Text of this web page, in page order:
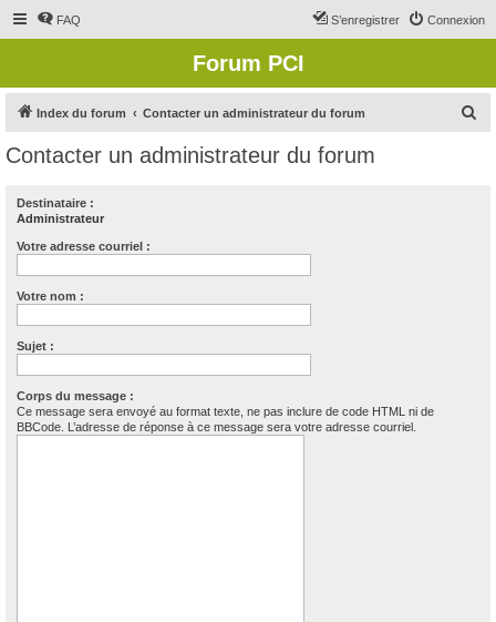
FAQ Connexion
S’enregistrer
Forum PCI
Index du forum Contacter un administrateur du forum
Contacter un administrateur du forum
Destinataire :
Administrateur
Votre adresse courriel :
Votre nom :
Sujet :
Corps du message :
Ce message sera envoyé au format texte, ne pas inclure de code HTML ni de
BBCode. L’adresse de réponse à ce message sera votre adresse courriel.